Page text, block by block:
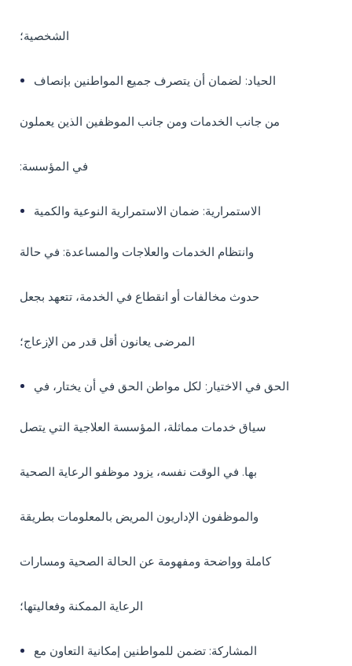
الشخصية؛
الحياد: لضمان أن يتصرف جميع المواطنين بإنصاف
من جانب الخدمات ومن جانب الموظفين الذين يعملون
:في المؤسسة
الاستمرارية: ضمان الاستمرارية النوعية والكمية
وانتظام الخدمات والعلاجات والمساعدة: في حالة
حدوث مخالفات أو انقطاع في الخدمة، تتعهد بجعل
المرضى يعانون أقل قدر من الإزعاج؛
الحق في الاختيار: لكل مواطن الحق في أن يختار، في
سياق خدمات مماثلة، المؤسسة العلاجية التي يتصل
بها. في الوقت نفسه، يزود موظفو الرعاية الصحية
والموظفون الإداريون المريض بالمعلومات بطريقة
كاملة وواضحة ومفهومة عن الحالة الصحية ومسارات
الرعاية الممكنة وفعاليتها؛
المشاركة: تضمن للمواطنين إمكانية التعاون مع